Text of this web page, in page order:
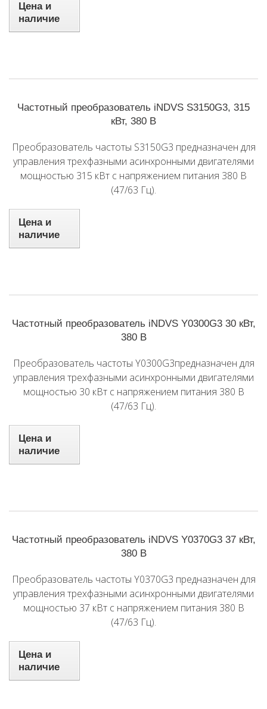
Цена и
наличие
Частотный преобразователь iNDVS S3150G3, 315
кВт, 380 В
Преобразователь частоты S3150G3 предназначен для
управления трехфазными асинхронными двигателями
мощностью 315 кВт с напряжением питания 380 В
(47/63 Гц).
Цена и
наличие
Частотный преобразователь iNDVS Y0300G3 30 кВт,
380 В
Преобразователь частоты Y0300G3предназначен для
управления трехфазными асинхронными двигателями
мощностью 30 кВт с напряжением питания 380 В
(47/63 Гц).
Цена и
наличие
Частотный преобразователь iNDVS Y0370G3 37 кВт,
380 В
Преобразователь частоты Y0370G3 предназначен для
управления трехфазными асинхронными двигателями
мощностью 37 кВт с напряжением питания 380 В
(47/63 Гц).
Цена и
наличие